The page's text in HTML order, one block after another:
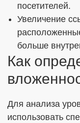
посетителей.
Увеличение
больше
Как
Для анализа
использовать